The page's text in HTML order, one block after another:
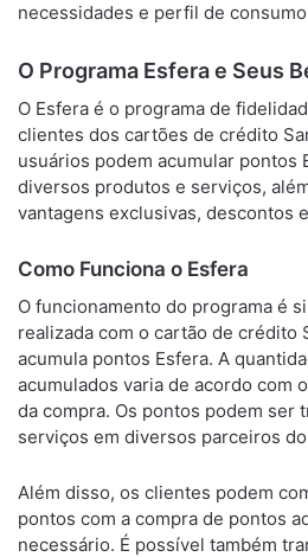
necessidades e perfil de
O Programa Esfera e Seus
O Esfera é o programa de
clientes dos cartões de crédito
usuários podem acumular pontos
diversos produtos e serviços,
vantagens exclusivas, descontos
Como Funciona o Esfera
O funcionamento do programa é
realizada com o cartão de crédito
acumula pontos Esfera. A
acumulados varia de acordo com
da compra. Os pontos podem ser
serviços em diversos parceiros
Além disso, os clientes podem
pontos com a compra de pontos
necessário. É possível também